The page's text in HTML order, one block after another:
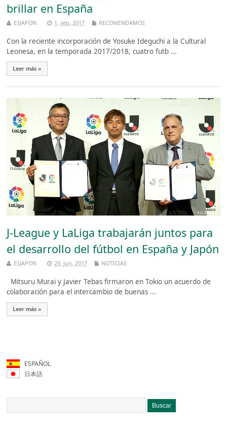
brillar en España
ESJAPON 1, sep, 2017 RECOMENDAMOS
Con la reciente incorporación de Yosuke Ideguchi a la Cultural
Leonesa, en la temporada 2017/2018, cuatro futb ...
Leer más »
J-League y LaLiga trabajarán juntos para
el desarrollo del fútbol en España y Japón
ESJAPON 29, jun, 2017 NOTICIAS
Mitsuru Murai y Javier Tebas firmaron en Tokio un acuerdo de
colaboración para el intercambio de buenas ...
Leer más »
ESPAÑOL
日本語